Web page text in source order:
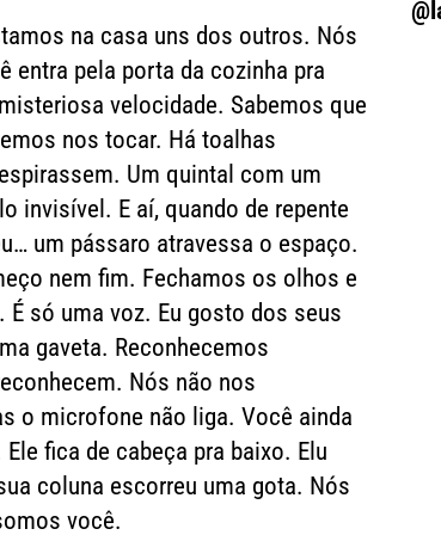
na casa uns dos outros. Nós
entra pela porta da cozinha pra
velocidade. Sabemos que
nos tocar. Há toalhas
Um quintal com um
invisível. E aí, quando de repente
um pássaro atravessa o espaço.
nem fim. Fechamos os olhos e
só uma voz. Eu gosto dos seus
gaveta. Reconhecemos
Nós não nos
o microfone não liga. Você ainda
fica de cabeça pra baixo. Elu
coluna escorreu uma gota. Nós
você.